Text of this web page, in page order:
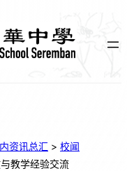
资讯总汇 > 校闻
教学经验交流